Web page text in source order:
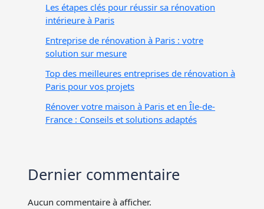
Les étapes clés pour réussir sa rénovation
intérieure à Paris
Entreprise de rénovation à Paris : votre
solution sur mesure
Top des meilleures entreprises de rénovation à
Paris pour vos projets
Rénover votre maison à Paris et en Île-de-
France : Conseils et solutions adaptés
Dernier commentaire
Aucun commentaire à afficher.